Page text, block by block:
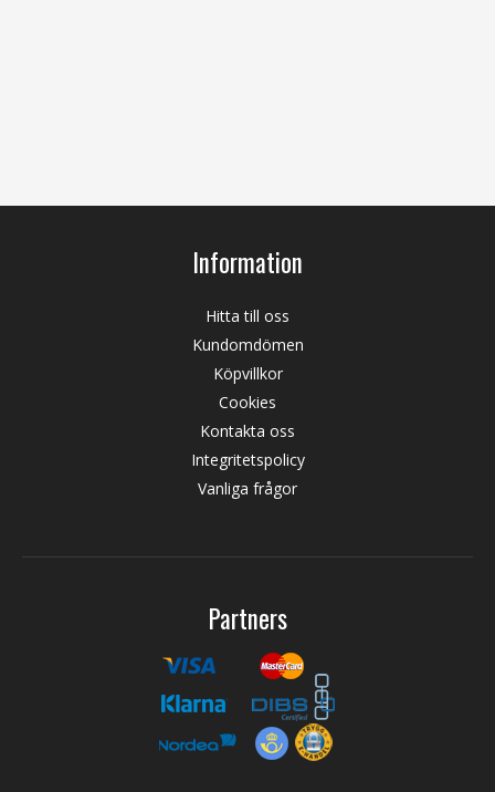
Information
Hitta till oss
Kundomdömen
Köpvillkor
Cookies
Kontakta oss
Integritetspolicy
Vanliga frågor
Partners